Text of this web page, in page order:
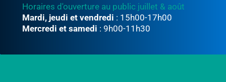
Horaires d'ouverture au public juillet & août
Mardi, jeudi et vendredi : 15h00-17h00
Mercredi et samedi : 9h00-11h30